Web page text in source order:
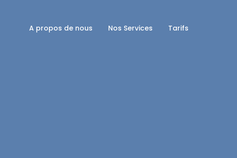
A propos de nous Nos Services Tarifs